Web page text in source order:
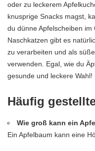
oder zu leckerem
knusprige Snacks magst,
du dünne Apfelscheiben
Naschkatzen gibt es
zu verarbeiten und als
verwenden. Egal, wie du
gesunde und leckere Wahl!
Häufig
Wie groß kann ein
Ein Apfelbaum kann eine